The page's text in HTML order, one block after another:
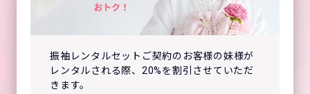
振袖レンタルセットご契約のお客様の妹様が
レンタルされる際、20%を割引させていただ
きます。